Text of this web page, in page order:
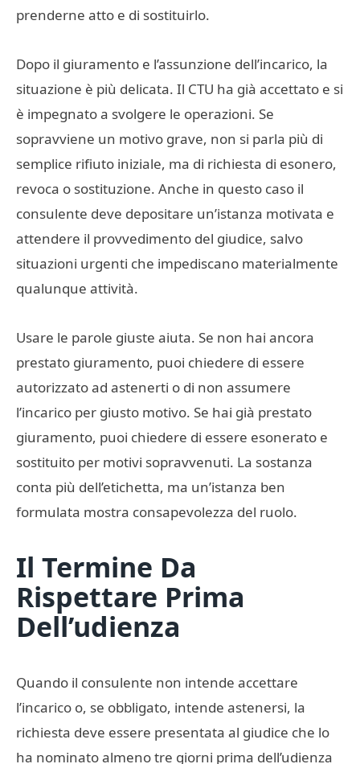
prenderne atto e di sostituirlo.
Dopo il giuramento e l’assunzione dell’incarico, la
situazione è più delicata. Il CTU ha già accettato e si
è impegnato a svolgere le operazioni. Se
sopravviene un motivo grave, non si parla più di
semplice rifiuto iniziale, ma di richiesta di esonero,
revoca o sostituzione. Anche in questo caso il
consulente deve depositare un’istanza motivata e
attendere il provvedimento del giudice, salvo
situazioni urgenti che impediscano materialmente
qualunque attività.
Usare le parole giuste aiuta. Se non hai ancora
prestato giuramento, puoi chiedere di essere
autorizzato ad astenerti o di non assumere
l’incarico per giusto motivo. Se hai già prestato
giuramento, puoi chiedere di essere esonerato e
sostituito per motivi sopravvenuti. La sostanza
conta più dell’etichetta, ma un’istanza ben
formulata mostra consapevolezza del ruolo.
Il Termine Da
Rispettare Prima
Dell’udienza
Quando il consulente non intende accettare
l’incarico o, se obbligato, intende astenersi, la
richiesta deve essere presentata al giudice che lo
ha nominato almeno tre giorni prima dell’udienza